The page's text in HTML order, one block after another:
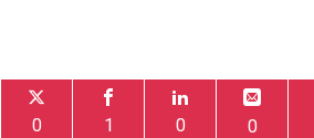
0 1 0 0